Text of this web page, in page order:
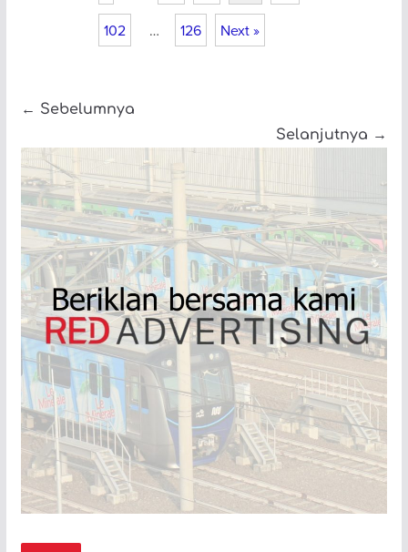
102 … 126 Next »
← Sebelumnya
Selanjutnya →